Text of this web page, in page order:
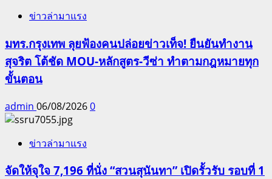
ข่าวล่ามาแรง
มทร.กรุงเทพ ลุยฟ้องคนปล่อยข่าวเท็จ! ยืนยันทำงาน
สุจริต โต้ชัด MOU-หลักสูตร-วีซ่า ทำตามกฎหมายทุก
ขั้นตอน
admin 06/08/20260
ข่าวล่ามาแรง
จัดให้จุใจ 7,196 ที่นั่ง “สวนสุนันทา” เปิดรั้วรับ รอบที่ 1